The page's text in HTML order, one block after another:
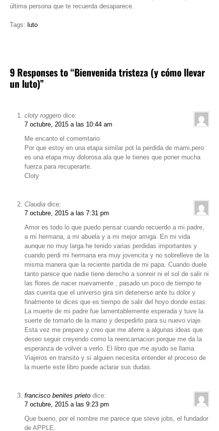
última persona que te recuerda desaparece.
Tags: luto
9 Responses to “Bienvenida tristeza (y cómo llevar
un luto)”
cloty roggero dice:
7 octubre, 2015 a las 10:44 am
Me encanto el comemtario
Por que estoy en una etapa similar pot la perdida de mami,pero
es una etapa muy dolorosa ala que le tienes que poner mucha
fuerza para recuperarte.
Cloty
Claudia dice:
7 octubre, 2015 a las 7:31 pm
Amor es todo lo que puedo pensar cuando recuerdo a mi padre,
a mi hermana, a mi abuela y a mi mejor amiga. En mi vida
aunque no muy larga he tenido varias perdidas importantes y
cuando perdi mi hermana era muy jovencita y no sobrelleve de la
misma manera que la reciente partida de mi papa. Cuando duele
tanto parece que nadie tiene derecho a sonreir ni el sol de salir ni
las flores de nacer nuevamente , pasado un poco de tiempo te
das cuenta que el universo gira sin detenerse ante tu dolor y
finalmente te dices que es tiempo de salir del hoyo donde estas.
La muerte de mi padre fue lamentablemente esperada y tuve la
suerte de tomarlo de la mano y despedirlo para su nuevo viaje.
Esta vez me prepare y creo que me aferre a algunas ideas que
deseo seguir creyendo como la reencarnacion porque me da la
esperanza de volver a verlo. El libro que me ayudo se llama
Viajeros en transito y si alguien necesita entender el proceso de
la muerte este libro puede aclarar sus dudas.
francisco benites prieto dice:
7 octubre, 2015 a las 9:23 pm
Que bueno, por el nombre me parece que steve jobs, el fundador
de APPLE.